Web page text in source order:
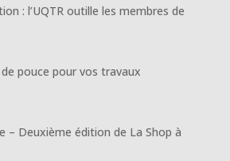
: l’UQTR outille les membres de
de pouce pour vos travaux
– Deuxième édition de La Shop à